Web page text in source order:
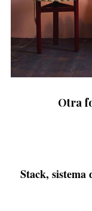
Otra
Stack, sistema